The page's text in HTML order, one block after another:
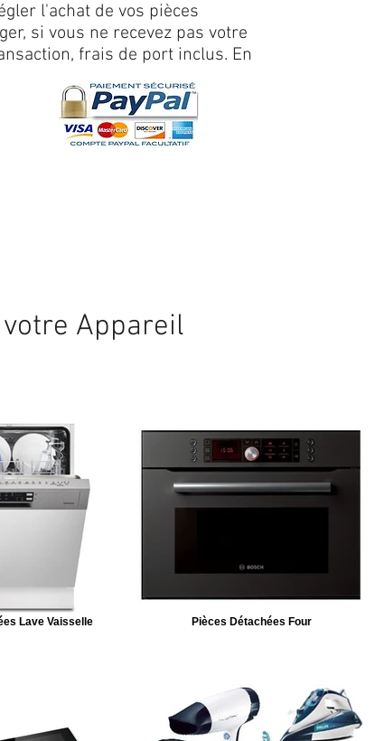
l'achat de vos pièces
si vous ne recevez pas votre
frais de port inclus. En
Appareil
Lave Vaisselle Pièces Détachées Four